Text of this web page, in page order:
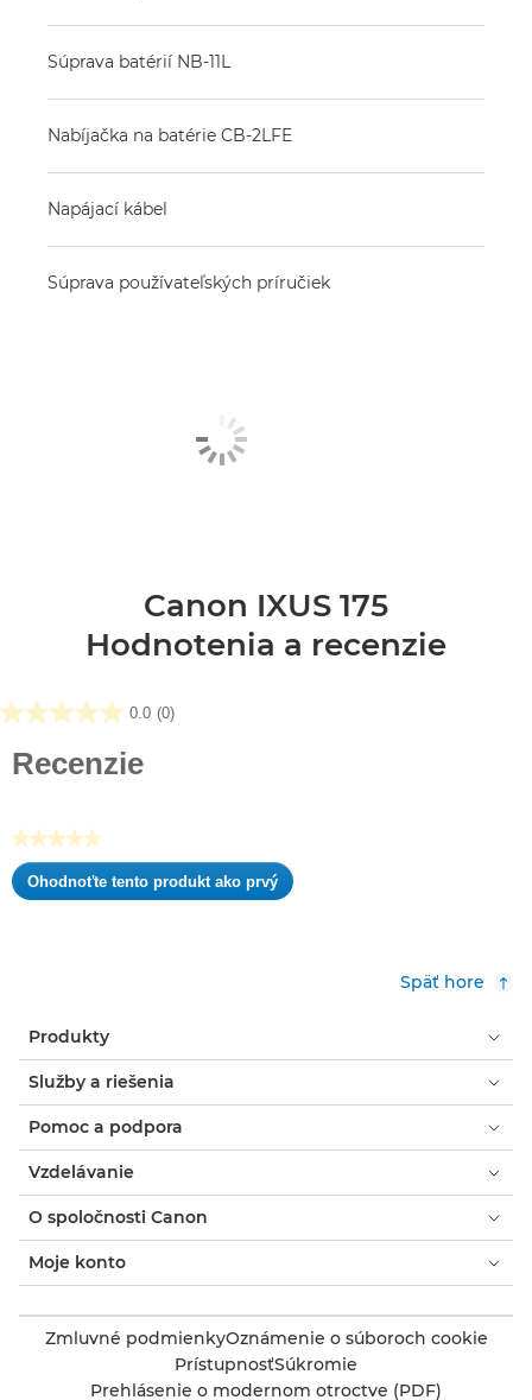
Súprava batérií NB-11L
Nabíjačka na batérie CB-2LFE
Napájací kábel
Súprava používateľských príručiek
Canon IXUS 175
Hodnotenia a recenzie
0.0 (0)
0.0
Recenzie
★★★★★
Žiadna
hodnota
Ohodnoťte tento produkt ako prvý
.
Späť hore
Produkty
Služby a riešenia
Pomoc a podpora
Vzdelávanie
O spoločnosti Canon
Moje konto
Zmluvné podmienkyOznámenie o súboroch cookie
PrístupnosťSúkromie
Prehlásenie o modernom otroctve (PDF)